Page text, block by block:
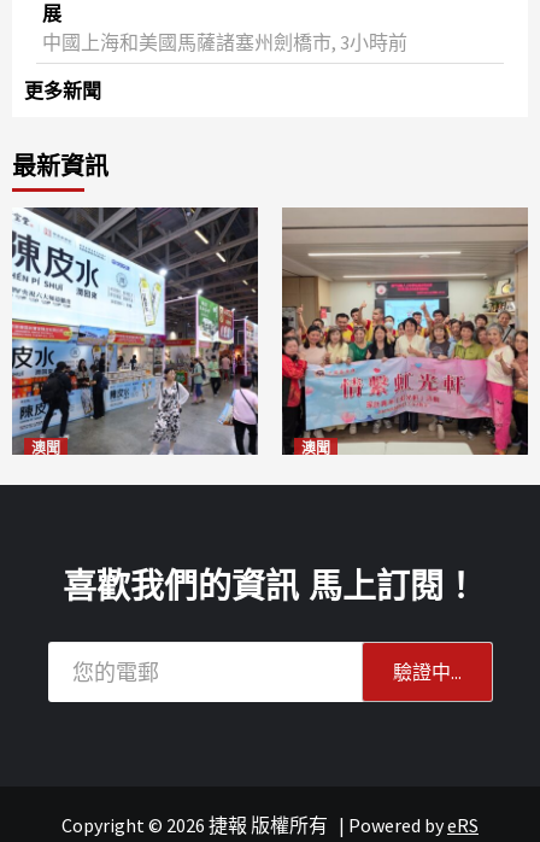
展
中國上海和美國馬薩諸塞州劍橋市, 3小時前
更多新聞
最新資訊
澳聞 澳聞
喜歡我們的資訊 馬上訂閱！
Copyright © 2026 捷報 版權所有 | Powered byeRS